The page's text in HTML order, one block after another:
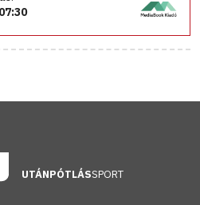
UTÁNPÓTLÁSSPORT